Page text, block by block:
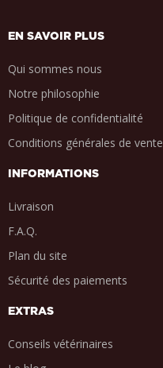
EN SAVOIR PLUS
Qui sommes nous
Notre philosophie
Politique de confidentialité
Conditions générales de vente
INFORMATIONS
Livraison
F.A.Q.
Plan du site
Sécurité des paiements
EXTRAS
Conseils vétérinaires